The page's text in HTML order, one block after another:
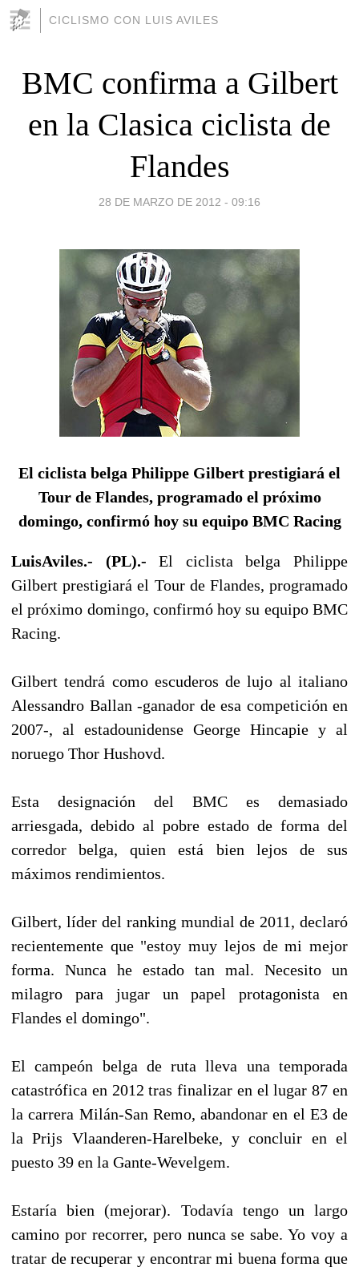
CICLISMO CON LUIS AVILES
BMC confirma a Gilbert
en la Clasica ciclista de
Flandes
28 DE MARZO DE 2012 - 09:16
El ciclista belga Philippe Gilbert prestigiará el
Tour de Flandes, programado el próximo
domingo, confirmó hoy su equipo BMC Racing
LuisAviles.- (PL).- El ciclista belga Philippe
Gilbert prestigiará el Tour de Flandes, programado
el próximo domingo, confirmó hoy su equipo BMC
Racing.
Gilbert tendrá como escuderos de lujo al italiano
Alessandro Ballan -ganador de esa competición en
2007-, al estadounidense George Hincapie y al
noruego Thor Hushovd.
Esta designación del BMC es demasiado
arriesgada, debido al pobre estado de forma del
corredor belga, quien está bien lejos de sus
máximos rendimientos.
Gilbert, líder del ranking mundial de 2011, declaró
recientemente que "estoy muy lejos de mi mejor
forma. Nunca he estado tan mal. Necesito un
milagro para jugar un papel protagonista en
Flandes el domingo".
El campeón belga de ruta lleva una temporada
catastrófica en 2012 tras finalizar en el lugar 87 en
la carrera Milán-San Remo, abandonar en el E3 de
la Prijs Vlaanderen-Harelbeke, y concluir en el
puesto 39 en la Gante-Wevelgem.
Estaría bien (mejorar). Todavía tengo un largo
camino por recorrer, pero nunca se sabe. Yo voy a
tratar de recuperar y encontrar mi buena forma que